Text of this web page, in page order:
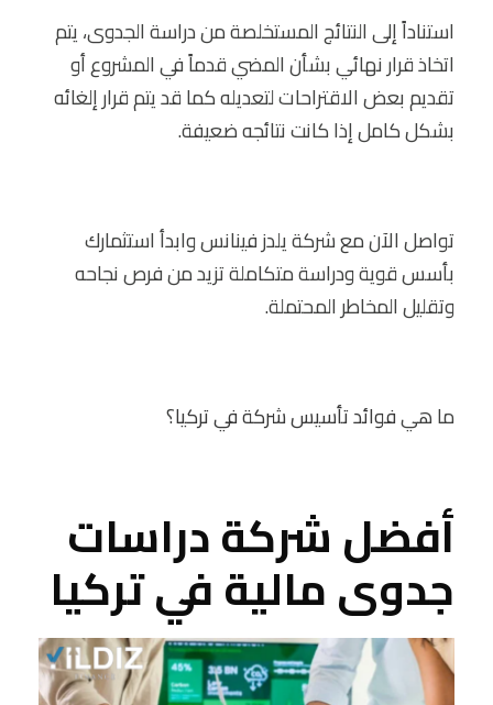
استناداً إلى النتائج المستخلصة من دراسة الجدوى، يتم
اتخاذ قرار نهائي بشأن المضي قدماً في المشروع أو
تقديم بعض الاقتراحات لتعديله كما قد يتم قرار إلغائه
بشكل كامل إذا كانت نتائجه ضعيفة.
تواصل الآن مع شركة يلدز فينانس وابدأ استثمارك
بأسس قوية ودراسة متكاملة تزيد من فرص نجاحه
وتقليل المخاطر المحتملة.
ما هيفوائد تأسيس شركة في تركيا؟
أفضل شركة دراسات
جدوى مالية في تركيا